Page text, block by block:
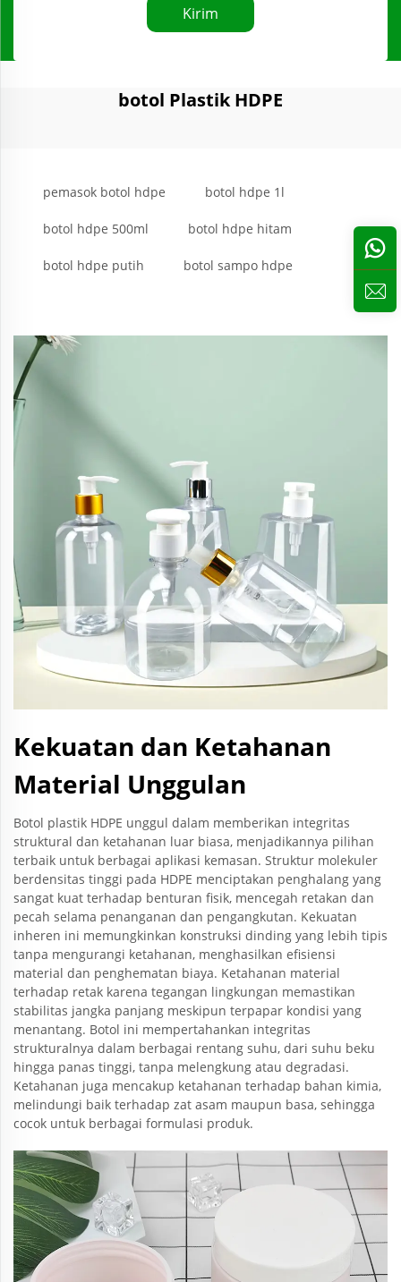
Kirim
botol Plastik HDPE
pemasok botol hdpe botol hdpe 1l
botol hdpe 500ml botol hdpe hitam
botol hdpe putih botol sampo hdpe
Kekuatan dan Ketahanan
Material Unggulan
Botol plastik HDPE unggul dalam memberikan integritas
struktural dan ketahanan luar biasa, menjadikannya pilihan
terbaik untuk berbagai aplikasi kemasan. Struktur molekuler
berdensitas tinggi pada HDPE menciptakan penghalang yang
sangat kuat terhadap benturan fisik, mencegah retakan dan
pecah selama penanganan dan pengangkutan. Kekuatan
inheren ini memungkinkan konstruksi dinding yang lebih tipis
tanpa mengurangi ketahanan, menghasilkan efisiensi
material dan penghematan biaya. Ketahanan material
terhadap retak karena tegangan lingkungan memastikan
stabilitas jangka panjang meskipun terpapar kondisi yang
menantang. Botol ini mempertahankan integritas
strukturalnya dalam berbagai rentang suhu, dari suhu beku
hingga panas tinggi, tanpa melengkung atau degradasi.
Ketahanan juga mencakup ketahanan terhadap bahan kimia,
melindungi baik terhadap zat asam maupun basa, sehingga
cocok untuk berbagai formulasi produk.